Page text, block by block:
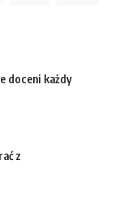
doceni każdy
z